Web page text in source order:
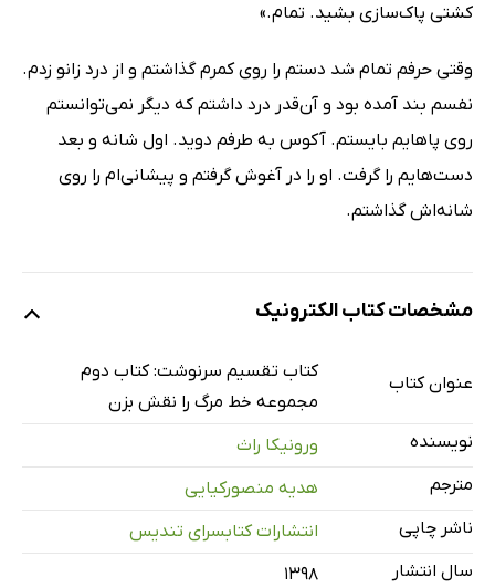
کشتی پاک‌سازی بشید. تمام.»
وقتی حرفم تمام شد دستم را روی کمرم گذاشتم و از درد زانو زدم.
نفسم بند آمده بود و آن‌قدر درد داشتم که دیگر نمی‌توانستم
روی پاهایم بایستم. آکوس به طرفم دوید. اول شانه و بعد
دست‌هایم را گرفت. او را در آغوش گرفتم و پیشانی‌ام را روی
شانه‌اش گذاشتم.
مشخصات کتاب الکترونیک
عنوان کتاب
کتاب تقسیم سرنوشت: کتاب دوم
مجموعه خط مرگ را نقش بزن
نویسنده
ورونیکا راث
مترجم
هدیه منصورکیایی
ناشر چاپی
انتشارات کتابسرای تندیس
سال انتشار
۱۳۹۸